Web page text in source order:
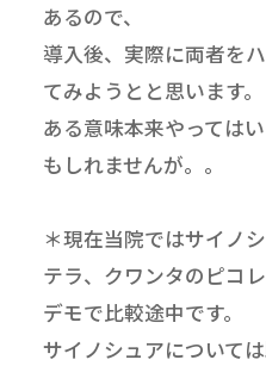
あるので、
導入後、実際に両者を
てみようとと思います。
ある意味本来やっては
もしれませんが。。
＊現在当院ではサイノ
テラ、クワンタのピコ
デモで比較途中です。
サイノシュアについて